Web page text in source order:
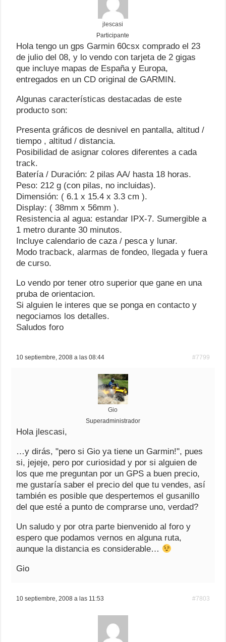
jlescasi
Participante
Hola tengo un gps Garmin 60csx comprado el 23
de julio del 08, y lo vendo con tarjeta de 2 gigas
que incluye mapas de España y Europa,
entregados en un CD original de GARMIN.
Algunas características destacadas de este
producto son:
Presenta gráficos de desnivel en pantalla, altitud /
tiempo , altitud / distancia.
Posibilidad de asignar colores diferentes a cada
track.
Batería / Duración: 2 pilas AA/ hasta 18 horas.
Peso: 212 g (con pilas, no incluidas).
Dimensión: ( 6.1 x 15.4 x 3.3 cm ).
Display: ( 38mm x 56mm ).
Resistencia al agua: estandar IPX-7. Sumergible a
1 metro durante 30 minutos.
Incluye calendario de caza / pesca y lunar.
Modo tracback, alarmas de fondeo, llegada y fuera
de curso.
Lo vendo por tener otro superior que gane en una
pruba de orientacion.
Si alguien le interes que se ponga en contacto y
negociamos los detalles.
Saludos foro
10 septiembre, 2008 a las 08:44 #7799
Gio
Superadministrador
Hola jlescasi,
…y dirás, "pero si Gio ya tiene un Garmin!", pues
si, jejeje, pero por curiosidad y por si alguien de
los que me preguntan por un GPS a buen precio,
me gustaría saber el precio del que tu vendes, así
también es posible que despertemos el gusanillo
del que esté a punto de comprarse uno, verdad?
Un saludo y por otra parte bienvenido al foro y
espero que podamos vernos en alguna ruta,
aunque la distancia es considerable…
Gio
10 septiembre, 2008 a las 11:53 #7803